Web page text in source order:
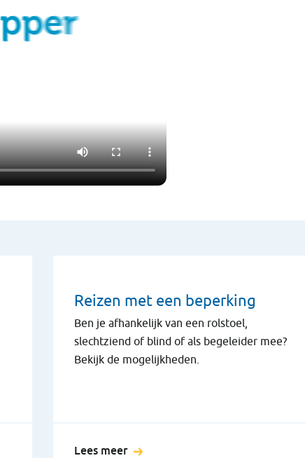
Reizen met een beperking
Ben je afhankelijk van een rolstoel,
slechtziend of blind of als begeleider mee?
Bekijk de mogelijkheden.
Lees meer